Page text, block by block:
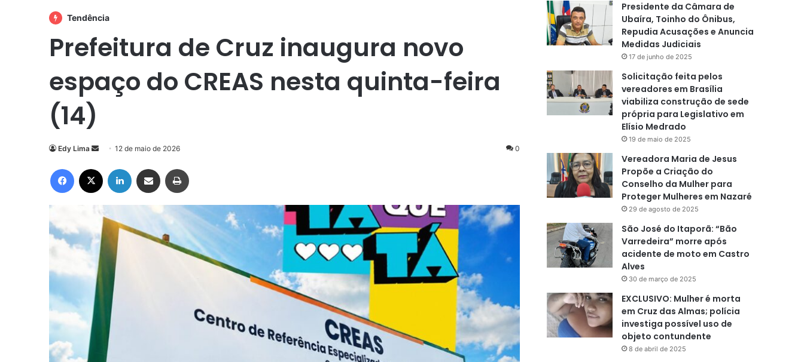
Tendência
Prefeitura de Cruz inaugura novo
espaço do CREAS nesta quinta-feira
(14)
Edy Lima
Mande
e-
mail
12 de maio de 2026 0
Facebook Linkedin Compartilhar via e-mail
Presidente da Câmara de
Ubaíra, Toinho do Ônibus,
Repudia Acusações e Anuncia
Medidas Judiciais
17 de junho de 2025
Solicitação feita pelos
vereadores em Brasília
viabiliza construção de sede
própria para Legislativo em
Elísio Medrado
19 de maio de 2025
Vereadora Maria de Jesus
Propõe a Criação do
Conselho da Mulher para
Proteger Mulheres em Nazaré
29 de agosto de 2025
São José do Itaporã: “Bão
Varredeira” morre após
acidente de moto em Castro
Alves
30 de março de 2025
EXCLUSIVO: Mulher é morta
em Cruz das Almas; polícia
investiga possível uso de
objeto contundente
8 de abril de 2025